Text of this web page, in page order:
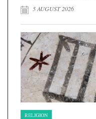
5 AUGUST 2026
RELIGION